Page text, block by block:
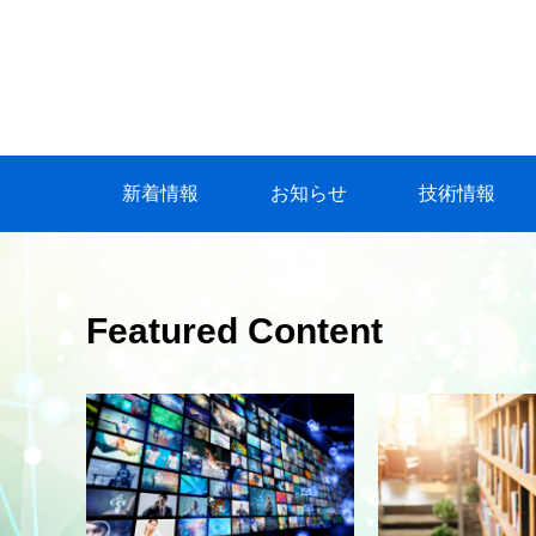
新着情報 お知らせ 技術情報
Featured Content